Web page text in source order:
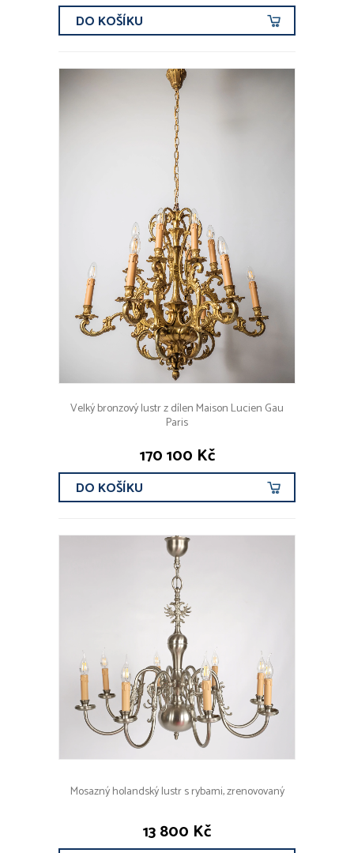
DO KOŠÍKU
Velký bronzový lustr z dílen Maison Lucien Gau
Paris
170 100 Kč
DO KOŠÍKU
Mosazný holandský lustr s rybami, zrenovovaný
13 800 Kč